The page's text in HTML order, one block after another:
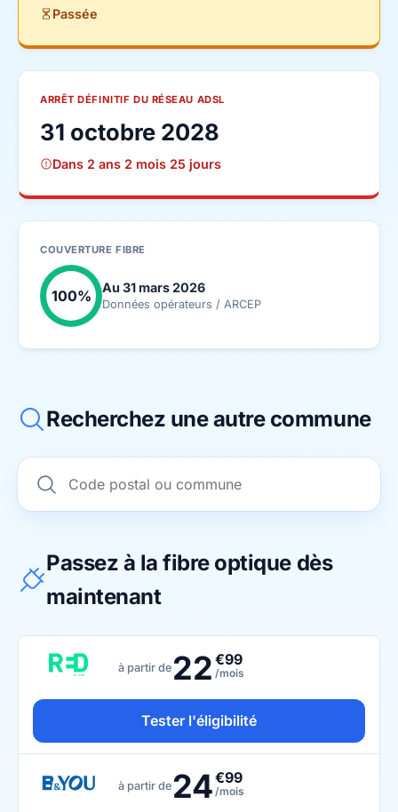
Passée
ARRÊT DÉFINITIF DU RÉSEAU ADSL
31 octobre 2028
Dans 2 ans 2 mois 25 jours
COUVERTURE FIBRE
100% Au 31 mars 2026
Données opérateurs / ARCEP
Recherchez une autre commune
Passez à la fibre optique dès
maintenant
à partir de 22 €99
/mois
Tester l'éligibilité
à partir de 24€99
/mois